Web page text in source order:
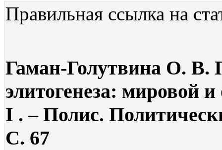
Правильная ссылка на
Гаман-Голутвина О. В.
элитогенеза: мировой
I . – Полис.
С. 67